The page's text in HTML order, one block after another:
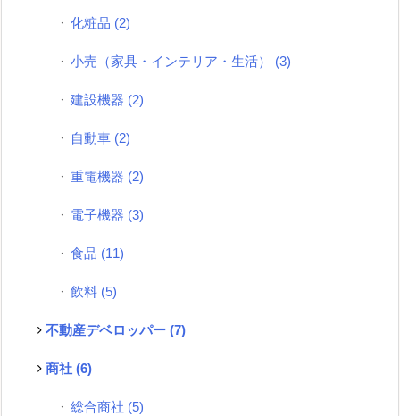
化粧品 (2)
小売（家具・インテリア・生活） (3)
建設機器 (2)
自動車 (2)
重電機器 (2)
電子機器 (3)
食品 (11)
飲料 (5)
不動産デベロッパー (7)
商社 (6)
総合商社 (5)